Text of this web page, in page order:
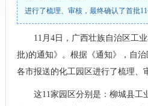
进行了梳理、审核，最终确认了首批11
11月4日，广西壮族自治区工
批)的通知》。根据《通知》，自
各市报送的化工园区进行了梳理、
这11家园区分别是：柳城县工